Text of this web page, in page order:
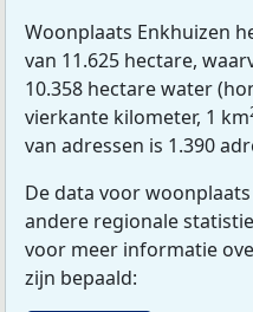
Woonplaats Enkhuizen
van 11.625 hectare,
10.358 hectare water
vierkante kilometer, 1 km
van adressen is 1.390
De data voor
andere regionale
voor meer informatie
zijn bepaald: